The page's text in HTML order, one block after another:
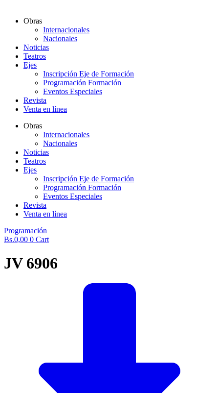
Obras
Internacionales
Nacionales
Noticias
Teatros
Ejes
Inscripción Eje de Formación
Programación Formación
Eventos Especiales
Revista
Venta en línea
Obras
Internacionales
Nacionales
Noticias
Teatros
Ejes
Inscripción Eje de Formación
Programación Formación
Eventos Especiales
Revista
Venta en línea
Programación
Bs.0,00 0 Cart
JV 6906